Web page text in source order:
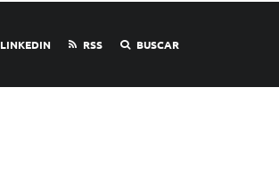
LINKEDIN RSS BUSCAR